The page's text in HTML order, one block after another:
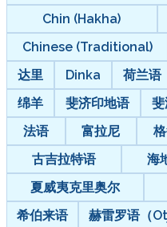
Chin (Hakha)
Chinese (Traditional)
达里
Dinka 荷兰语
绵羊
斐济印地语
法语
富拉尼
古吉拉特语
海
夏威夷克里奥尔
希伯来语
赫雷罗语（